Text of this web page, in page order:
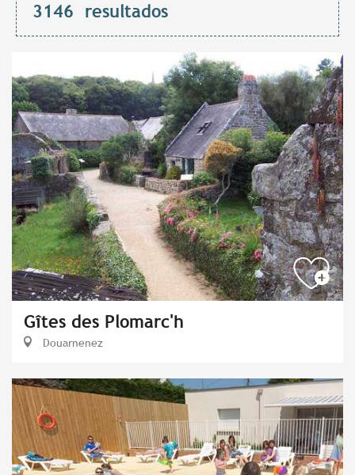
3146 resultados
Gîtes des Plomarc'h
Douarnenez